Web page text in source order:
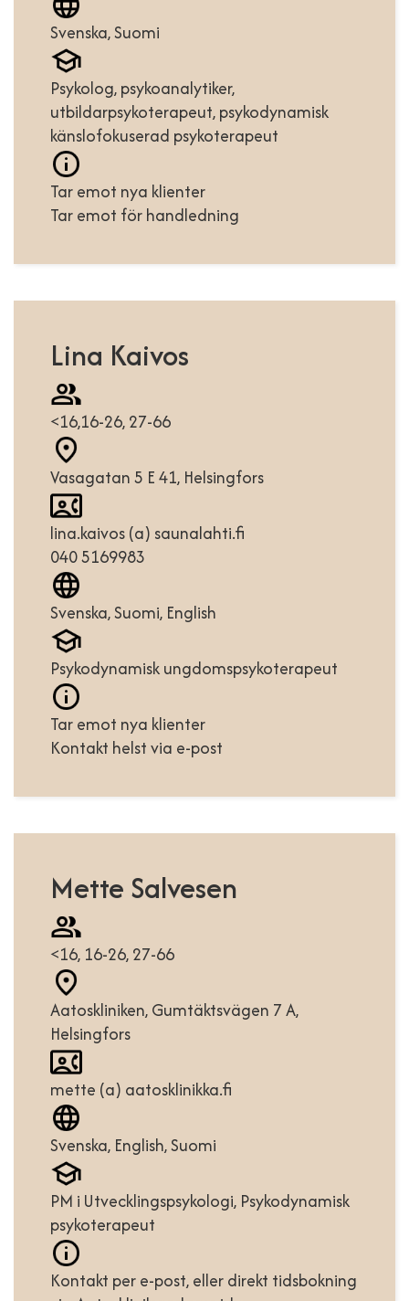
Svenska, Suomi
Psykolog, psykoanalytiker,
utbildarpsykoterapeut, psykodynamisk
känslofokuserad psykoterapeut
Tar emot nya klienter
Tar emot för handledning
Lina Kaivos
<16,16-26, 27-66
Vasagatan 5 E 41, Helsingfors
lina.kaivos (a) saunalahti.fi
040 5169983
Svenska, Suomi, English
Psykodynamisk ungdomspsykoterapeut
Tar emot nya klienter
Kontakt helst via e-post
Mette Salvesen
<16, 16-26, 27-66
Aatoskliniken, Gumtäktsvägen 7 A,
Helsingfors
mette (a) aatosklinikka.fi
Svenska, English, Suomi ​
PM i Utvecklingspsykologi, Psykodynamisk
psykoterapeut
Kontakt per e-post, eller direkt tidsbokning